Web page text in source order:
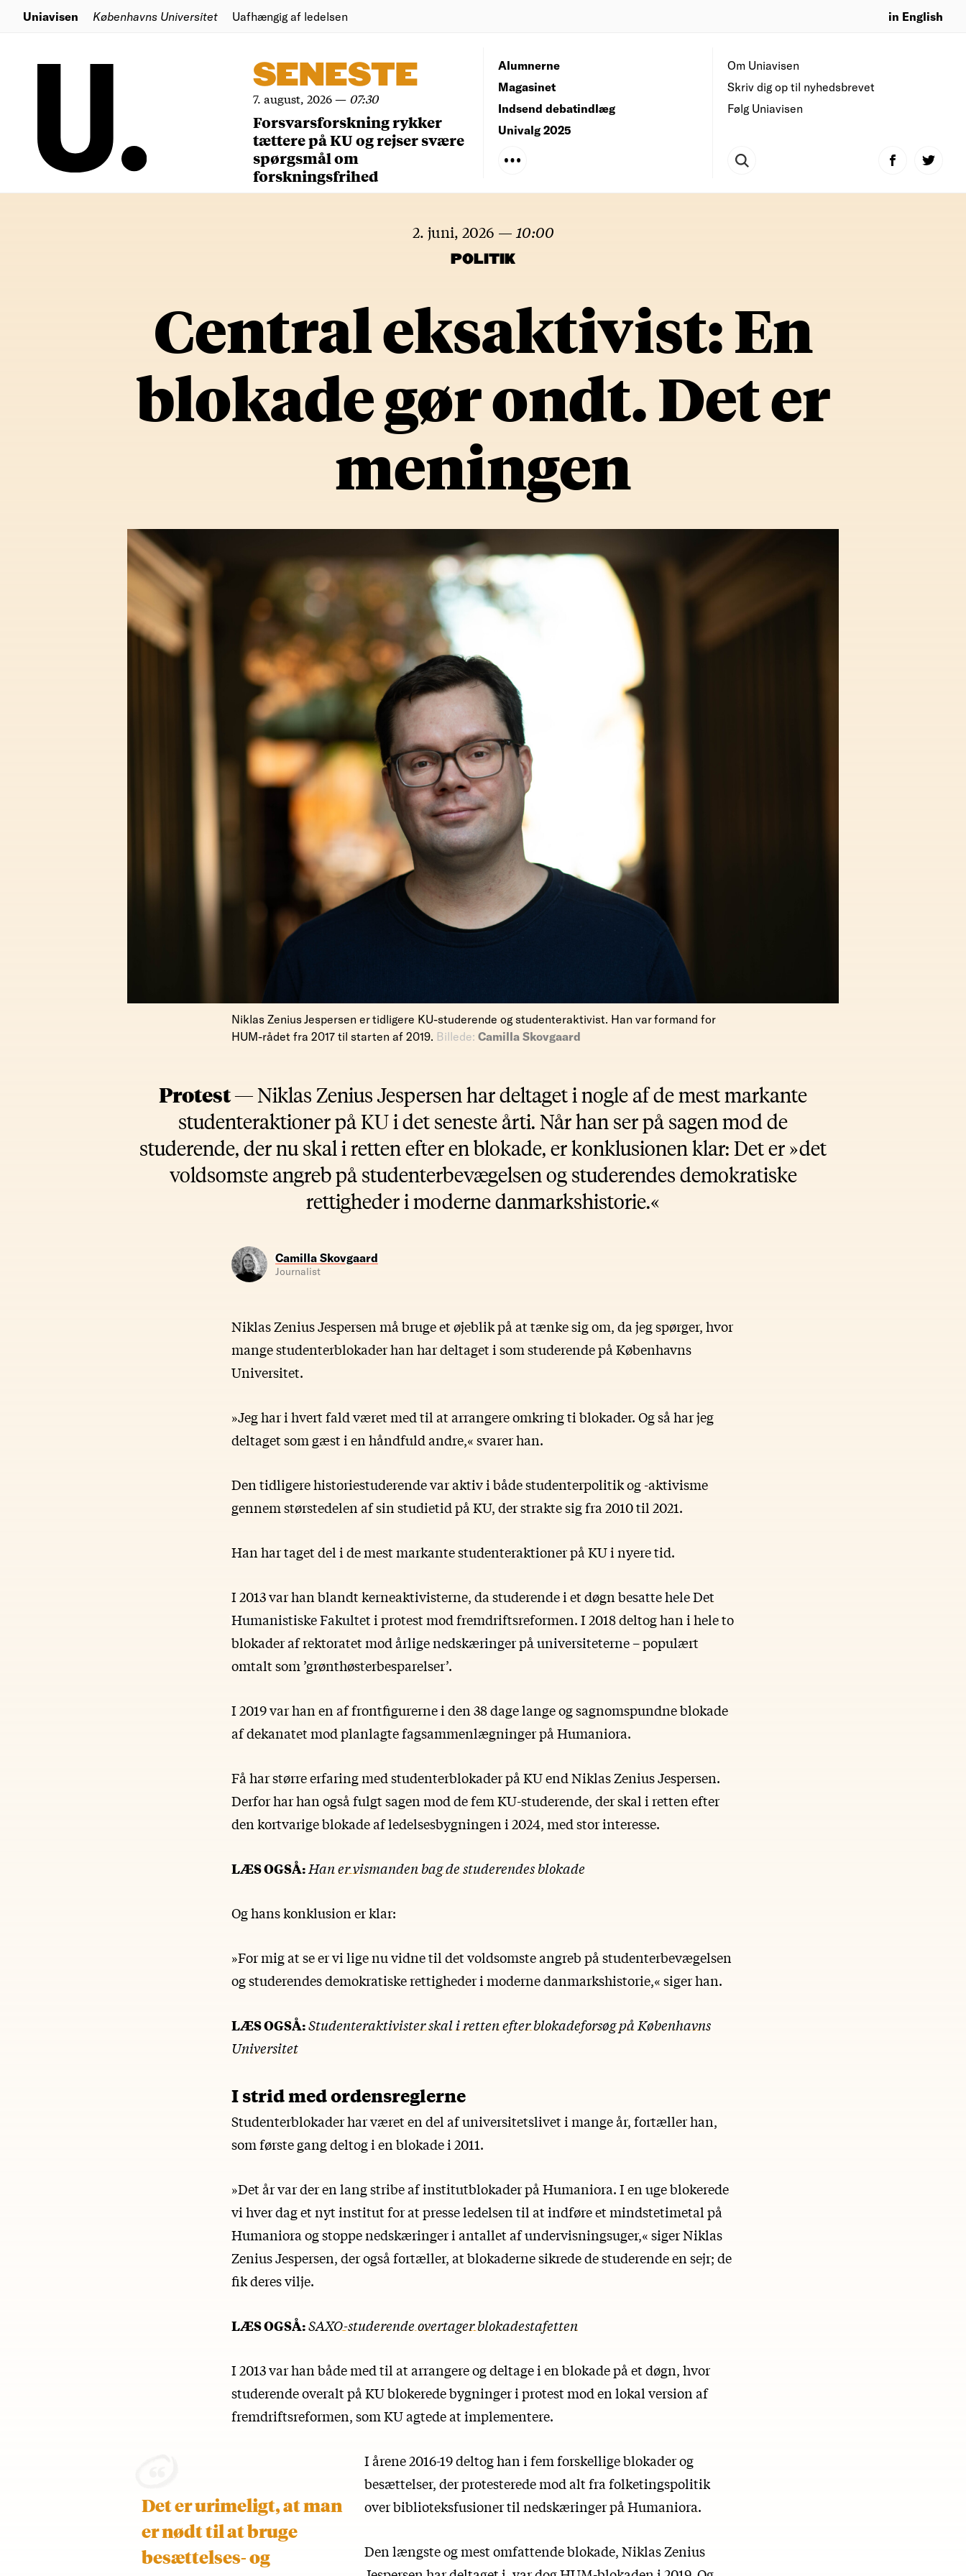
Uniavisen Københavns Universitet Uafhængig af ledelsen in English
SENESTE
7. august, 2026— 07:30
Forsvarsforskning rykker
tættere på KU og rejser svære
spørgsmål om
forskningsfrihed
Om Uniavisen
Skriv dig op til nyhedsbrevet
Følg Uniavisen
Alumnerne
Magasinet
Indsend debatindlæg
Univalg 2025
2. juni, 2026 — 10:00
POLITIK
Central eksaktivist: En
blokade gør ondt. Det er
meningen
Niklas Zenius Jespersen er tidligere KU-studerende og studenteraktivist. Han var formand for
HUM-rådet fra 2017 til starten af 2019. Billede: Camilla Skovgaard
Protest —Niklas Zenius Jespersen har deltaget i nogle af de mest markante
studenteraktioner på KU i det seneste årti. Når han ser på sagen mod de
studerende, der nu skal i retten efter en blokade, er konklusionen klar: Det er »det
voldsomste angreb på studenterbevægelsen og studerendes demokratiske
rettigheder i moderne danmarkshistorie.«
Camilla Skovgaard
Journalist
Niklas Zenius Jespersen må bruge et øjeblik på at tænke sig om, da jeg spørger, hvor
mange studenterblokader han har deltaget i som studerende på Københavns
Universitet.
»Jeg har i hvert fald været med til at arrangere omkring ti blokader. Og så har jeg
deltaget som gæst i en håndfuld andre,« svarer han.
Den tidligere historiestuderende var aktiv i både studenterpolitik og -aktivisme
gennem størstedelen af sin studietid på KU, der strakte sig fra 2010 til 2021.
Han har taget del i de mest markante studenteraktioner på KU i nyere tid.
I 2013 var han blandt kerneaktivisterne, da studerende i et døgnbesatte hele Det
Humanistiske Fakulteti protest mod fremdriftsreformen. I 2018 deltog han i hele to
blokader af rektoratet modårlige nedskæringer på universiteterne– populært
omtalt som ’grønthøsterbesparelser’.
I 2019 var han en af frontfigurerne i den 38 dage lange og sagnomspundne blokade
af dekanatet mod planlagte fagsammenlægninger på Humaniora.
Få har større erfaring med studenterblokader på KU end Niklas Zenius Jespersen.
Derfor har han også fulgt sagen mod de fem KU-studerende, der skal i retten efter
den kortvarige blokade af ledelsesbygningen i 2024, med stor interesse.
LÆS OGSÅ:Han er vismanden bag de studerendes blokade
Og hans konklusion er klar:
»For mig at se er vi lige nu vidne til det voldsomste angreb på studenterbevægelsen
og studerendes demokratiske rettigheder i moderne danmarkshistorie,« siger han.
LÆS OGSÅ:Studenteraktivister skal i retten efter blokadeforsøg på Københavns
Universitet
I strid med ordensreglerne
Studenterblokader har været en del af universitetslivet i mange år, fortæller han,
som første gang deltog i en blokade i 2011.
»Det år var der en lang stribe af institutblokader på Humaniora. I en uge blokerede
vi hver dag et nyt institut for at presse ledelsen til at indføre et mindstetimetal på
Humaniora og stoppe nedskæringer i antallet af undervisningsuger,« siger Niklas
Zenius Jespersen, der også fortæller, at blokaderne sikrede de studerende en sejr; de
fik deres vilje.
LÆS OGSÅ:SAXO-studerende overtager blokadestafetten
I 2013 var han både med til at arrangere og deltage i en blokade på et døgn, hvor
studerende overalt på KU blokerede bygninger i protest mod en lokal version af
fremdriftsreformen, som KU agtede at implementere.
Det er urimeligt, at man
er nødt til at bruge
besættelses- og
I årene 2016-19 deltog han i fem forskellige blokader og
besættelser, der protesterede mod alt fra folketingspolitik
overbiblioteksfusionertilnedskæringer på Humaniora.
Den længste og mest omfattende blokade, Niklas Zenius